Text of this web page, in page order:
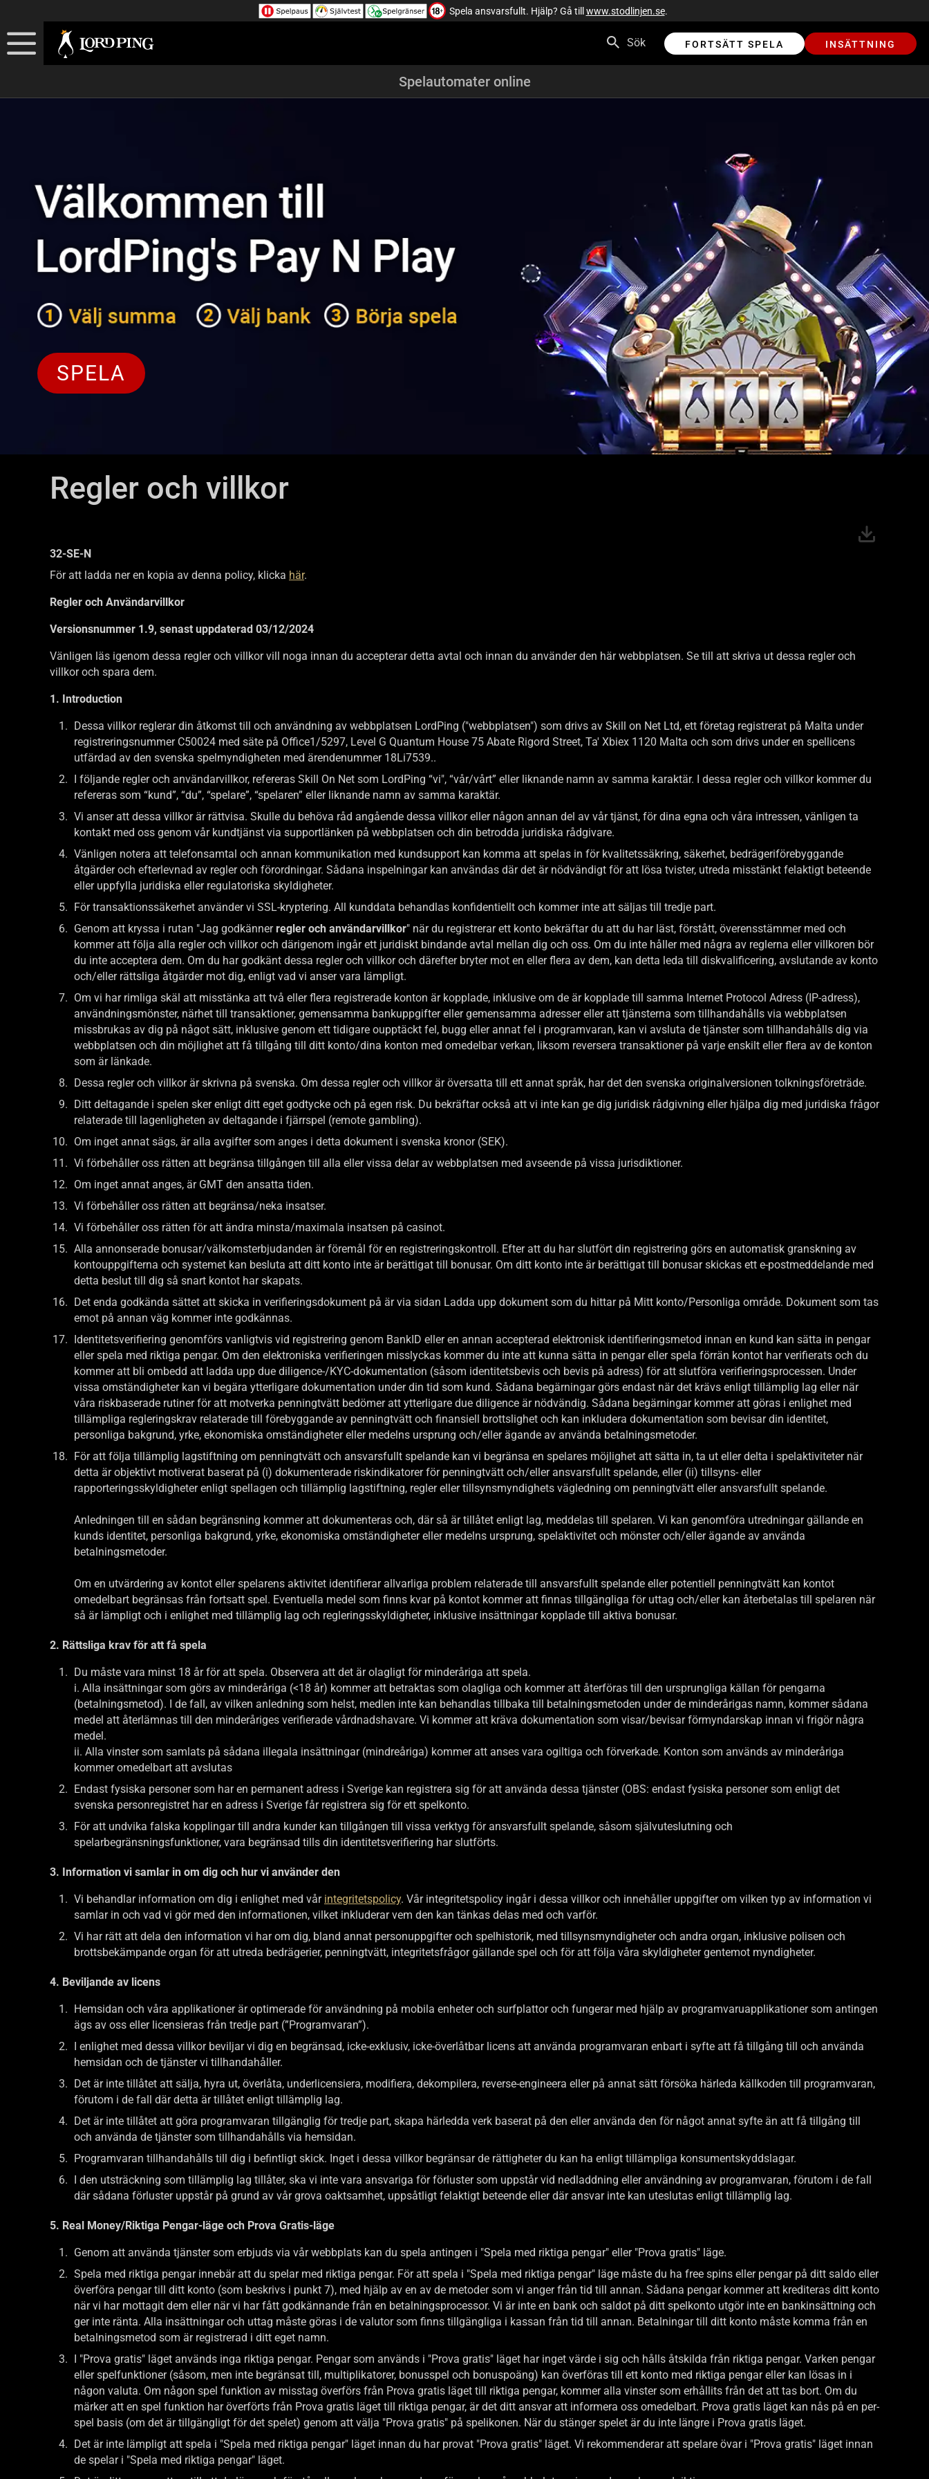
Sök FORTSÄTT SPELA INSÄTTNING
Spelautomater online
SPELA
Regler och villkor
32-SE-N
För att ladda ner en kopia av denna policy, klicka här.
Regler och Användarvillkor
Versionsnummer 1.9, senast uppdaterad 03/12/2024
Vänligen läs igenom dessa regler och villkor vill noga innan du accepterar detta avtal och innan du använder den här webbplatsen. Se till att skriva ut dessa regler och
villkor och spara dem.
1. Introduction
Dessa villkor reglerar din åtkomst till och användning av webbplatsen LordPing ("webbplatsen") som drivs av Skill on Net Ltd, ett företag registrerat på Malta under
registreringsnummer C50024 med säte på Office1/5297, Level G Quantum House 75 Abate Rigord Street, Ta' Xbiex 1120 Malta och som drivs under en spellicens
utfärdad av den svenska spelmyndigheten med ärendenummer 18Li7539..
I följande regler och användarvillkor, refereras Skill On Net som LordPing “vi", “vår/vårt” eller liknande namn av samma karaktär. I dessa regler och villkor kommer du
refereras som “kund”, “du”, “spelare”, “spelaren” eller liknande namn av samma karaktär.
Vi anser att dessa villkor är rättvisa. Skulle du behöva råd angående dessa villkor eller någon annan del av vår tjänst, för dina egna och våra intressen, vänligen ta
kontakt med oss genom vår kundtjänst via supportlänken på webbplatsen och din betrodda juridiska rådgivare.
Vänligen notera att telefonsamtal och annan kommunikation med kundsupport kan komma att spelas in för kvalitetssäkring, säkerhet, bedrägeriförebyggande
åtgärder och efterlevnad av regler och förordningar. Sådana inspelningar kan användas där det är nödvändigt för att lösa tvister, utreda misstänkt felaktigt beteende
eller uppfylla juridiska eller regulatoriska skyldigheter.
För transaktionssäkerhet använder vi SSL-kryptering. All kunddata behandlas konfidentiellt och kommer inte att säljas till tredje part.
Genom att kryssa i rutan "Jag godkännerregler och användarvillkor" när du registrerar ett konto bekräftar du att du har läst, förstått, överensstämmer med och
kommer att följa alla regler och villkor och därigenom ingår ett juridiskt bindande avtal mellan dig och oss. Om du inte håller med några av reglerna eller villkoren bör
du inte acceptera dem. Om du har godkänt dessa regler och villkor och därefter bryter mot en eller flera av dem, kan detta leda till diskvalificering, avslutande av konto
och/eller rättsliga åtgärder mot dig, enligt vad vi anser vara lämpligt.
Om vi ​​har rimliga skäl att misstänka att två eller flera registrerade konton är kopplade, inklusive om de är kopplade till samma Internet Protocol Adress (IP-adress),
användningsmönster, närhet till transaktioner, gemensamma bankuppgifter eller gemensamma adresser eller att tjänsterna som tillhandahålls via webbplatsen
missbrukas av dig på något sätt, inklusive genom ett tidigare oupptäckt fel, bugg eller annat fel i programvaran, kan vi avsluta de tjänster som tillhandahålls dig via
webbplatsen och din möjlighet att få tillgång till ditt konto/dina konton med omedelbar verkan, liksom reversera transaktioner på varje enskilt eller flera av de konton
som är länkade.
Dessa regler och villkor är skrivna på svenska. Om dessa regler och villkor är översatta till ett annat språk, har det den svenska originalversionen tolkningsföreträde.
Ditt deltagande i spelen sker enligt ditt eget godtycke och på egen risk. Du bekräftar också att vi inte kan ge dig juridisk rådgivning eller hjälpa dig med juridiska frågor
relaterade till lagenligheten av deltagande i fjärrspel (remote gambling).
Om inget annat sägs, är alla avgifter som anges i detta dokument i svenska kronor (SEK).
Vi förbehåller oss rätten att begränsa tillgången till alla eller vissa delar av webbplatsen med avseende på vissa jurisdiktioner.
Om inget annat anges, är GMT den ansatta tiden.
Vi förbehåller oss rätten att begränsa/neka insatser.
Vi förbehåller oss rätten för att ändra minsta/maximala insatsen på casinot.
Alla annonserade bonusar/välkomsterbjudanden är föremål för en registreringskontroll. Efter att du har slutfört din registrering görs en automatisk granskning av
kontouppgifterna och systemet kan besluta att ditt konto inte är berättigat till bonusar. Om ditt konto inte är berättigat till bonusar skickas ett e-postmeddelande med
detta beslut till dig så snart kontot har skapats.
Det enda godkända sättet att skicka in verifieringsdokument på är via sidan Ladda upp dokument som du hittar på Mitt konto/Personliga område. Dokument som tas
emot på annan väg kommer inte godkännas.
Identitetsverifiering genomförs vanligtvis vid registrering genom BankID eller en annan accepterad elektronisk identifieringsmetod innan en kund kan sätta in pengar
eller spela med riktiga pengar. Om den elektroniska verifieringen misslyckas kommer du inte att kunna sätta in pengar eller spela förrän kontot har verifierats och du
kommer att bli ombedd att ladda upp due diligence-/KYC-dokumentation (såsom identitetsbevis och bevis på adress) för att slutföra verifieringsprocessen. Under
vissa omständigheter kan vi begära ytterligare dokumentation under din tid som kund. Sådana begärningar görs endast när det krävs enligt tillämplig lag eller när
våra riskbaserade rutiner för att motverka penningtvätt bedömer att ytterligare due diligence är nödvändig. Sådana begärningar kommer att göras i enlighet med
tillämpliga regleringskrav relaterade till förebyggande av penningtvätt och finansiell brottslighet och kan inkludera dokumentation som bevisar din identitet,
personliga bakgrund, yrke, ekonomiska omständigheter eller medelns ursprung och/eller ägande av använda betalningsmetoder.
För att följa tillämplig lagstiftning om penningtvätt och ansvarsfullt spelande kan vi begränsa en spelares möjlighet att sätta in, ta ut eller delta i spelaktiviteter när
detta är objektivt motiverat baserat på (i) dokumenterade riskindikatorer för penningtvätt och/eller ansvarsfullt spelande, eller (ii) tillsyns- eller
rapporteringsskyldigheter enligt spellagen och tillämplig lagstiftning, regler eller tillsynsmyndighets vägledning om penningtvätt eller ansvarsfullt spelande.
Anledningen till en sådan begränsning kommer att dokumenteras och, där så är tillåtet enligt lag, meddelas till spelaren. Vi kan genomföra utredningar gällande en
kunds identitet, personliga bakgrund, yrke, ekonomiska omständigheter eller medelns ursprung, spelaktivitet och mönster och/eller ägande av använda
betalningsmetoder.
Om en utvärdering av kontot eller spelarens aktivitet identifierar allvarliga problem relaterade till ansvarsfullt spelande eller potentiell penningtvätt kan kontot
omedelbart begränsas från fortsatt spel. Eventuella medel som finns kvar på kontot kommer att finnas tillgängliga för uttag och/eller kan återbetalas till spelaren när
så är lämpligt och i enlighet med tillämplig lag och regleringsskyldigheter, inklusive insättningar kopplade till aktiva bonusar.
2. Rättsliga krav för att få spela
Du måste vara minst 18 år för att spela. Observera att det är olagligt för minderåriga att spela.
i. Alla insättningar som görs av minderåriga (<18 år) kommer att betraktas som olagliga och kommer att återföras till den ursprungliga källan för pengarna
(betalningsmetod). I de fall, av vilken anledning som helst, medlen inte kan behandlas tillbaka till betalningsmetoden under de minderårigas namn, kommer sådana
medel att återlämnas till den minderåriges verifierade vårdnadshavare. Vi kommer att kräva dokumentation som visar/bevisar förmyndarskap innan vi frigör några
medel.
ii. Alla vinster som samlats på sådana illegala insättningar (mindreåriga) kommer att anses vara ogiltiga och förverkade. Konton som används av minderåriga
kommer omedelbart att avslutas
Endast fysiska personer som har en permanent adress i Sverige kan registrera sig för att använda dessa tjänster (OBS: endast fysiska personer som enligt det
svenska personregistret har en adress i Sverige får registrera sig för ett spelkonto.
För att undvika falska kopplingar till andra kunder kan tillgången till vissa verktyg för ansvarsfullt spelande, såsom självuteslutning och
spelarbegränsningsfunktioner, vara begränsad tills din identitetsverifiering har slutförts.
3. Information vi samlar in om dig och hur vi använder den
Vi behandlar information om dig i enlighet med vår integritetspolicy. Vår integritetspolicy ingår i dessa villkor och innehåller uppgifter om vilken typ av information vi
samlar in och vad vi gör med den informationen, vilket inkluderar vem den kan tänkas delas med och varför.
Vi har rätt att dela den information vi har om dig, bland annat personuppgifter och spelhistorik, med tillsynsmyndigheter och andra organ, inklusive polisen och
brottsbekämpande organ för att utreda bedrägerier, penningtvätt, integritetsfrågor gällande spel och för att följa våra skyldigheter gentemot myndigheter.
4. Beviljande av licens
Hemsidan och våra applikationer är optimerade för användning på mobila enheter och surfplattor och fungerar med hjälp av programvaruapplikationer som antingen
ägs av oss eller licensieras från tredje part (”Programvaran”).
I enlighet med dessa villkor beviljar vi dig en begränsad, icke-exklusiv, icke-överlåtbar licens att använda programvaran enbart i syfte att få tillgång till och använda
hemsidan och de tjänster vi tillhandahåller.
Det är inte tillåtet att sälja, hyra ut, överlåta, underlicensiera, modifiera, dekompilera, reverse-engineera eller på annat sätt försöka härleda källkoden till programvaran,
förutom i de fall där detta är tillåtet enligt tillämplig lag.
Det är inte tillåtet att göra programvaran tillgänglig för tredje part, skapa härledda verk baserat på den eller använda den för något annat syfte än att få tillgång till
och använda de tjänster som tillhandahålls via hemsidan.
Programvaran tillhandahålls till dig i befintligt skick. Inget i dessa villkor begränsar de rättigheter du kan ha enligt tillämpliga konsumentskyddslagar.
I den utsträckning som tillämplig lag tillåter, ska vi inte vara ansvariga för förluster som uppstår vid nedladdning eller användning av programvaran, förutom i de fall
där sådana förluster uppstår på grund av vår grova oaktsamhet, uppsåtligt felaktigt beteende eller där ansvar inte kan uteslutas enligt tillämplig lag.
5. Real Money/Riktiga Pengar-läge och Prova Gratis-läge
Genom att använda tjänster som erbjuds via vår webbplats kan du spela antingen i "Spela med riktiga pengar" eller "Prova gratis" läge.
Spela med riktiga pengar innebär att du spelar med riktiga pengar. För att spela i "Spela med riktiga pengar" läge måste du ha free spins eller pengar på ditt saldo eller
överföra pengar till ditt konto (som beskrivs i punkt 7), med hjälp av en av de metoder som vi anger från tid till annan. Sådana pengar kommer att krediteras ditt konto
när vi har mottagit dem eller när vi har fått godkännande från en betalningsprocessor. Vi är inte en bank och saldot på ditt spelkonto utgör inte en bankinsättning och
ger inte ränta. Alla insättningar och uttag måste göras i de valutor som finns tillgängliga i kassan från tid till annan. Betalningar till ditt konto måste komma från en
betalningsmetod som är registrerad i ditt eget namn.
I "Prova gratis" läget används inga riktiga pengar. Pengar som används i "Prova gratis" läget har inget värde i sig och hålls åtskilda från riktiga pengar. Varken pengar
eller spelfunktioner (såsom, men inte begränsat till, multiplikatorer, bonusspel och bonuspoäng) kan överföras till ett konto med riktiga pengar eller kan lösas in i
någon valuta. Om någon spel funktion av misstag överförs från Prova gratis läget till riktiga pengar, kommer alla vinster som erhållits från det att tas bort. Om du
märker att en spel funktion har överförts från Prova gratis läget till riktiga pengar, är det ditt ansvar att informera oss omedelbart. Prova gratis läget kan nås på en per-
spel basis (om det är tillgängligt för det spelet) genom att välja "Prova gratis" på spelikonen. När du stänger spelet är du inte längre i Prova gratis läget.
Det är inte lämpligt att spela i "Spela med riktiga pengar" läget innan du har provat "Prova gratis" läget. Vi rekommenderar att spelare övar i "Prova gratis" läget innan
de spelar i "Spela med riktiga pengar" läget.